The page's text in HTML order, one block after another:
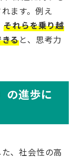
ます。例え
それらを乗り越
ると、思考力
の進歩に
、社会性の高